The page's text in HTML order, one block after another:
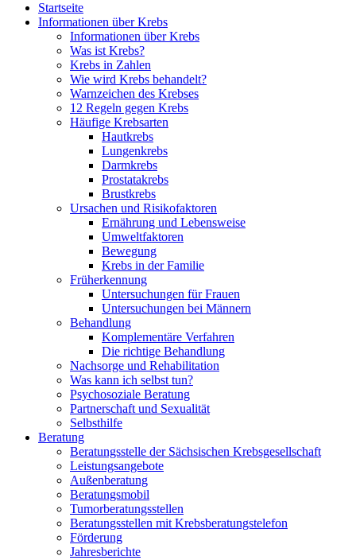
Startseite
Informationen über Krebs
Informationen über Krebs
Was ist Krebs?
Krebs in Zahlen
Wie wird Krebs behandelt?
Warnzeichen des Krebses
12 Regeln gegen Krebs
Häufige Krebsarten
Hautkrebs
Lungenkrebs
Darmkrebs
Prostatakrebs
Brustkrebs
Ursachen und Risikofaktoren
Ernährung und Lebensweise
Umweltfaktoren
Bewegung
Krebs in der Familie
Früherkennung
Untersuchungen für Frauen
Untersuchungen bei Männern
Behandlung
Komplementäre Verfahren
Die richtige Behandlung
Nachsorge und Rehabilitation
Was kann ich selbst tun?
Psychosoziale Beratung
Partnerschaft und Sexualität
Selbsthilfe
Beratung
Beratungsstelle der Sächsischen Krebsgesellschaft
Leistungsangebote
Außenberatung
Beratungsmobil
Tumorberatungsstellen
Beratungsstellen mit Krebsberatungstelefon
Förderung
Jahresberichte